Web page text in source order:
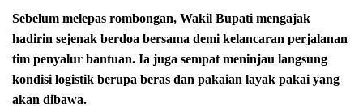
Sebelum melepas rombongan, Wakil Bupati mengajak
hadirin sejenak berdoa bersama demi kelancaran perjalanan
tim penyalur bantuan. Ia juga sempat meninjau langsung
kondisi logistik berupa beras dan pakaian layak pakai yang
akan dibawa.